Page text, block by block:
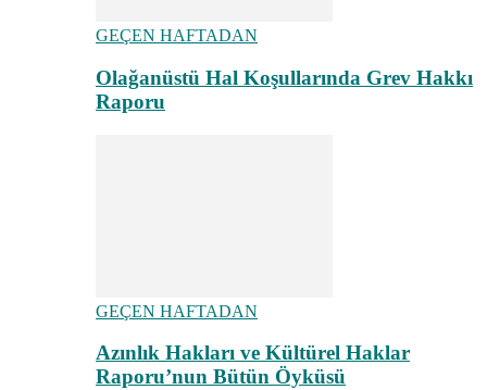
GEÇEN HAFTADAN
Olağanüstü Hal Koşullarında Grev Hakkı
Raporu
GEÇEN HAFTADAN
Azınlık Hakları ve Kültürel Haklar
Raporu’nun Bütün Öyküsü